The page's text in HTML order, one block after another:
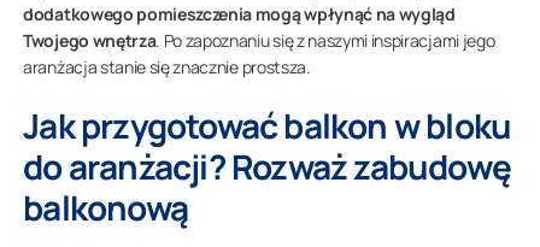
dodatkowego pomieszczenia mogą wpłynąć na wygląd
Twojego wnętrza. Po zapoznaniu się z naszymi inspiracjami jego
aranżacja stanie się znacznie prostsza.
Jak przygotować balkon w bloku
do aranżacji? Rozważ zabudowę
balkonową